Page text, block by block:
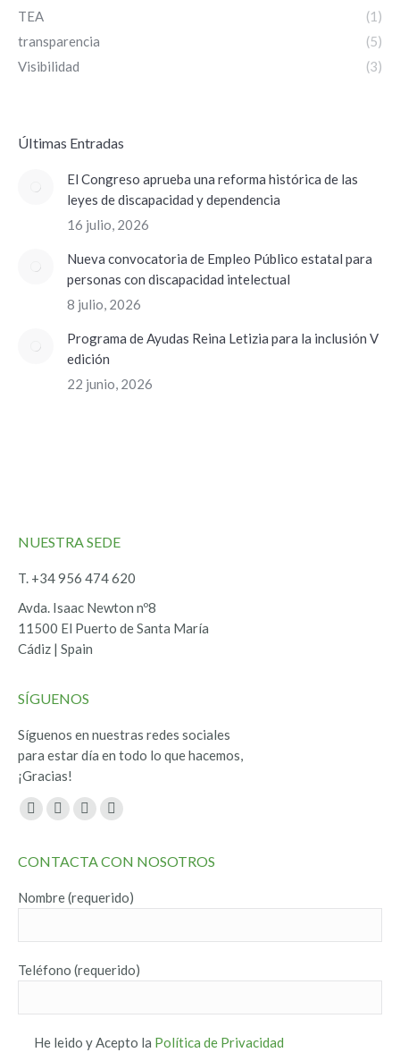
TEA
(1)
transparencia
(5)
Visibilidad
(3)
ÚItimas Entradas
El Congreso aprueba una reforma histórica de las
leyes de discapacidad y dependencia
16 julio, 2026
Nueva convocatoria de Empleo Público estatal para
personas con discapacidad intelectual
8 julio, 2026
Programa de Ayudas Reina Letizia para la inclusión V
edición
22 junio, 2026
NUESTRA SEDE
T. +34 956 474 620
Avda. Isaac Newton nº8
11500 El Puerto de Santa María
Cádiz | Spain
SÍGUENOS
Síguenos en nuestras redes sociales
para estar día en todo lo que hacemos,
¡Gracias!
Encuéntranos en:
Facebook
opens
new
Twitter
opens
new
YouTube
opens
new
Instagram
opens
new
CONTACTA CON NOSOTROS
Nombre (requerido)
Teléfono (requerido)
He leido y Acepto la Política de Privacidad